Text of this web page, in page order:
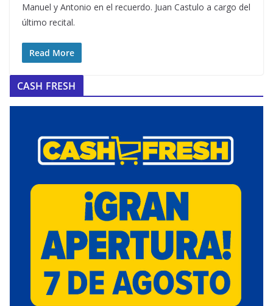
Manuel y Antonio en el recuerdo. Juan Castulo a cargo del
último recital.
Read More
CASH FRESH